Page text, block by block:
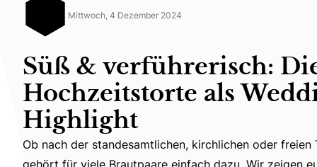
Mittwoch, 4 Dezember 2024
Süß & verführerisch:
Hochzeitstorte als
Highlight
Ob nach der standesamtlichen, kirchlichen oder
Ob nach der standesamtlichen, kirchlichen oder